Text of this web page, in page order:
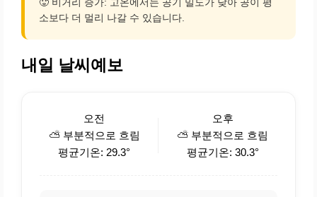
🥵 비거리 증가: 고온에서는 공기 밀도가 낮아 공이 평
소보다 더 멀리 나갈 수 있습니다.
내일 날씨예보
오전
⛅ 부분적으로 흐림
평균기온: 29.3°
오후
⛅ 부분적으로 흐림
평균기온: 30.3°